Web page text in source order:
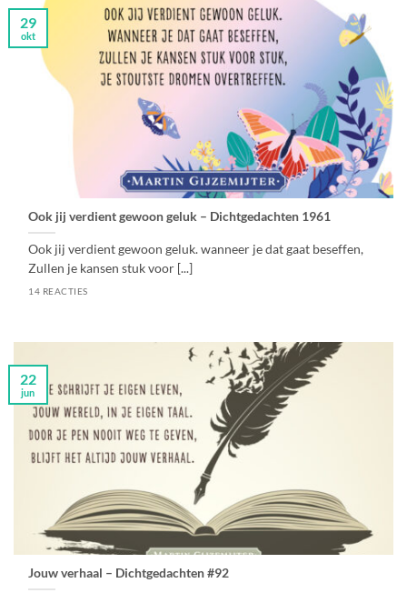
Ook jij verdient gewoon geluk – Dichtgedachten 1961
Ook jij verdient gewoon geluk. wanneer je dat gaat beseffen,
Zullen je kansen stuk voor [...]
14 REACTIES
29
okt
Jouw verhaal – Dichtgedachten #92
22
jun